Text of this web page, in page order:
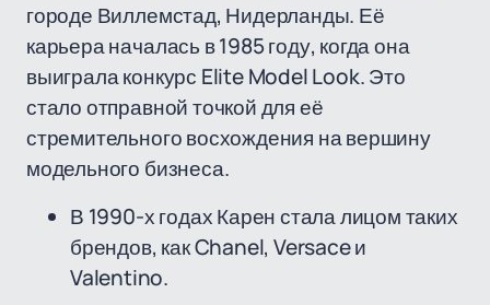
городе Виллемстад, Нидерланды. Её
карьера началась в 1985 году, когда она
выиграла конкурс Elite Model Look. Это
стало отправной точкой для её
стремительного восхождения на вершину
модельного бизнеса.
В 1990-х годах Карен стала лицом таких
брендов, как Chanel, Versace и
Valentino.